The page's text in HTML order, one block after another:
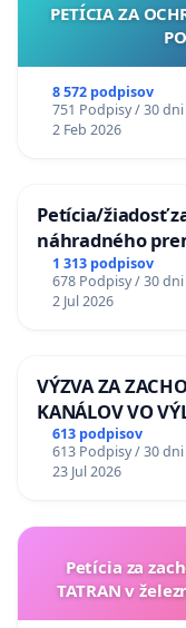
PETÍCIA ZA
8 572 podpisov
751 Podpisy / 30 dni
2 Feb 2026
Petícia/žiadosť
náhradného
uzávery
1 313 podpisov
678 Podpisy / 30 dni
2 Jul 2026
VÝZVA ZA
KANÁLOV VO
KONTROLOU
na riešenie
odvodňovacích
613 podpisov
613 Podpisy / 30 dni
23 Jul 2026
Petícia za
TATRAN v